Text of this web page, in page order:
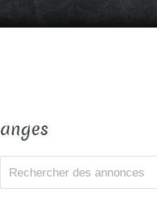
anges